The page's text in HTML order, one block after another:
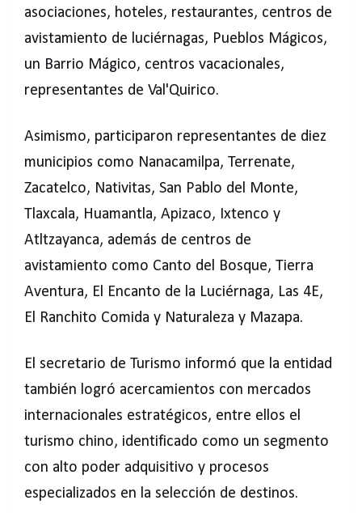
asociaciones, hoteles, restaurantes, centros de
avistamiento de luciérnagas, Pueblos Mágicos,
un Barrio Mágico, centros vacacionales,
representantes de Val'Quirico.
Asimismo, participaron representantes de diez
municipios como Nanacamilpa, Terrenate,
Zacatelco, Nativitas, San Pablo del Monte,
Tlaxcala, Huamantla, Apizaco, Ixtenco y
Atltzayanca, además de centros de
avistamiento como Canto del Bosque, Tierra
Aventura, El Encanto de la Luciérnaga, Las 4E,
El Ranchito Comida y Naturaleza y Mazapa.
El secretario de Turismo informó que la entidad
también logró acercamientos con mercados
internacionales estratégicos, entre ellos el
turismo chino, identificado como un segmento
con alto poder adquisitivo y procesos
especializados en la selección de destinos.